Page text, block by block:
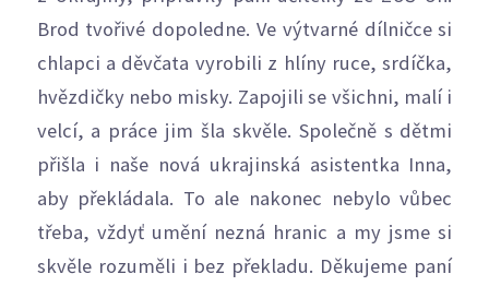
Brod tvořivé dopoledne. Ve výtvarné dílničce si
chlapci a děvčata vyrobili z hlíny ruce, srdíčka,
hvězdičky nebo misky. Zapojili se všichni, malí i
velcí, a práce jim šla skvěle. Společně s dětmi
přišla i naše nová ukrajinská asistentka Inna,
aby překládala. To ale nakonec nebylo vůbec
třeba, vždyť umění nezná hranic a my jsme si
skvěle rozuměli i bez překladu. Děkujeme paní